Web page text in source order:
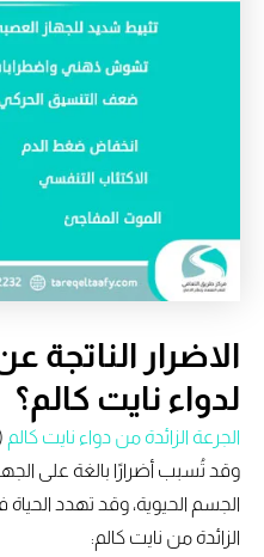
الاضرار الناتجة
لدواء نايت كالم؟
الجرعة الزائدة من دواء نايت كالم
وقد تُسبب أضرارًا بالغة على
الجسم الحيوية، وقد تهدد
الزائدة من نايت كالم: